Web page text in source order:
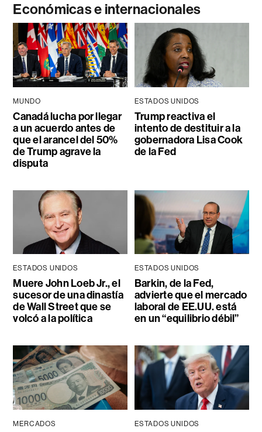
Económicas e internacionales
MUNDO
Canadá lucha por llegar
a un acuerdo antes de
que el arancel del 50%
de Trump agrave la
disputa
ESTADOS UNIDOS
Trump reactiva el
intento de destituir a la
gobernadora Lisa Cook
de la Fed
ESTADOS UNIDOS
Muere John Loeb Jr., el
sucesor de una dinastía
de Wall Street que se
volcó a la política
ESTADOS UNIDOS
Barkin, de la Fed,
advierte que el mercado
laboral de EE.UU. está
en un “equilibrio débil”
MERCADOS ESTADOS UNIDOS